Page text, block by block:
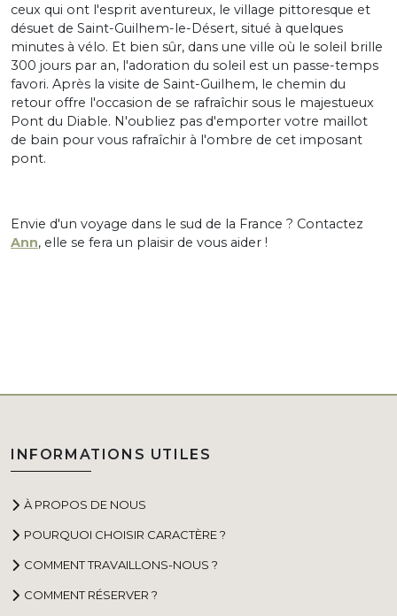
ceux qui ont l'esprit aventureux, le village pittoresque et
désuet de Saint-Guilhem-le-Désert, situé à quelques
minutes à vélo. Et bien sûr, dans une ville où le soleil brille
300 jours par an, l'adoration du soleil est un passe-temps
favori. Après la visite de Saint-Guilhem, le chemin du
retour offre l'occasion de se rafraîchir sous le majestueux
Pont du Diable. N'oubliez pas d'emporter votre maillot
de bain pour vous rafraîchir à l'ombre de cet imposant
pont.
Envie d'un voyage dans le sud de la France ? Contactez
Ann, elle se fera un plaisir de vous aider !
INFORMATIONS UTILES
À PROPOS DE NOUS
POURQUOI CHOISIR CARACTÈRE ?
COMMENT TRAVAILLONS-NOUS ?
COMMENT RÉSERVER ?